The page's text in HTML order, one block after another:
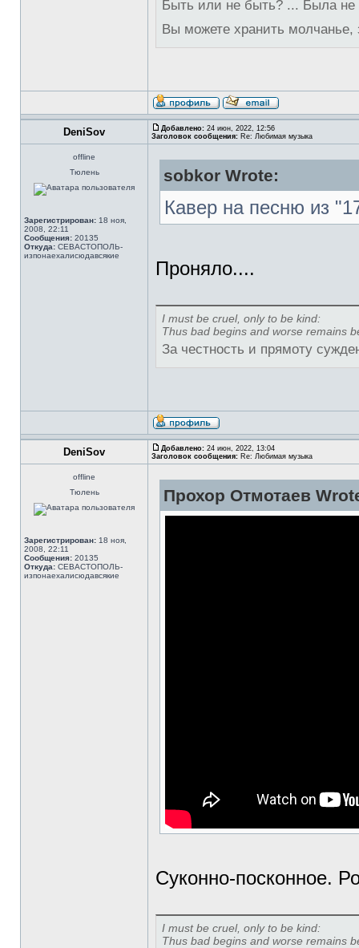
Быть или не быть? ... Была
Вы можете хранить молчанье,
DeniSov Добавлено: 24 июн, 2022, 12:56
Заголовок сообщения: Re: Любимая музыка
offline
Тюлень
Зарегистрирован: 18 ноя,
2008, 22:11
Сообщения: 20135
Откуда: СЕВАСТОПОЛЬ-
изпонаехалисюдавсякие
sobkor Wrote:
Кавер на песню из
Проняло....
I must be cruel, only to be kind:
Thus bad begins and worse remains
За честность и прямоту
DeniSov Добавлено: 24 июн, 2022, 13:04
Заголовок сообщения: Re: Любимая музыка
offline
Тюлень
Зарегистрирован: 18 ноя,
2008, 22:11
Сообщения: 20135
Откуда: СЕВАСТОПОЛЬ-
изпонаехалисюдавсякие
Прохор Отмотаев
Суконно-посконное.
I must be cruel, only to be kind:
Thus bad begins and worse remains